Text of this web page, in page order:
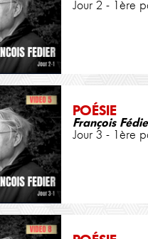
Jour 2 - 1ère
POÉSIE
François
Jour 3 - 1ère